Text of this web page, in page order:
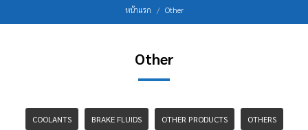
หน้าแรก Other
Other
COOLANTS BRAKE FLUIDS OTHER PRODUCTS OTHERS